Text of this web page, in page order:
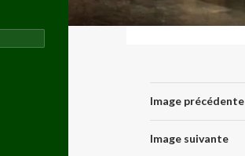
Image précédente
Image suivante